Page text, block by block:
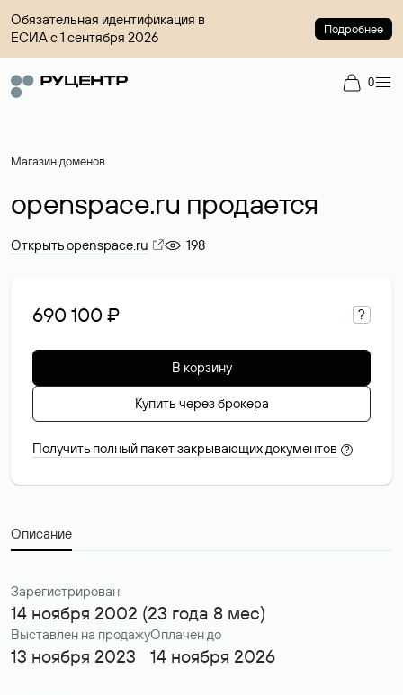
Обязательная идентификация в
ЕСИА с 1 сентября 2026
Подробнее
0
Магазин доменов
openspace.ru продается
Открыть openspace.ru 198
690 100 ₽ ?
В корзину
Купить через брокера
Получить полный пакет закрывающих документов ?
Описание
Зарегистрирован
14 ноября 2002 (23 года 8 мес)
Выставлен на продажу
13 ноября 2023
Оплачен до
14 ноября 2026